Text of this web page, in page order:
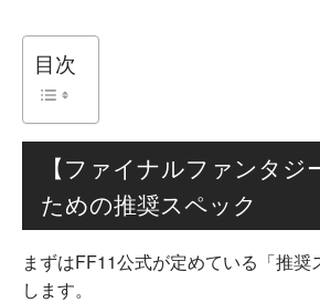
目次
【ファイナルファンタジ
ための推奨スペック
まずはFF11公式が定めている「推奨
します。